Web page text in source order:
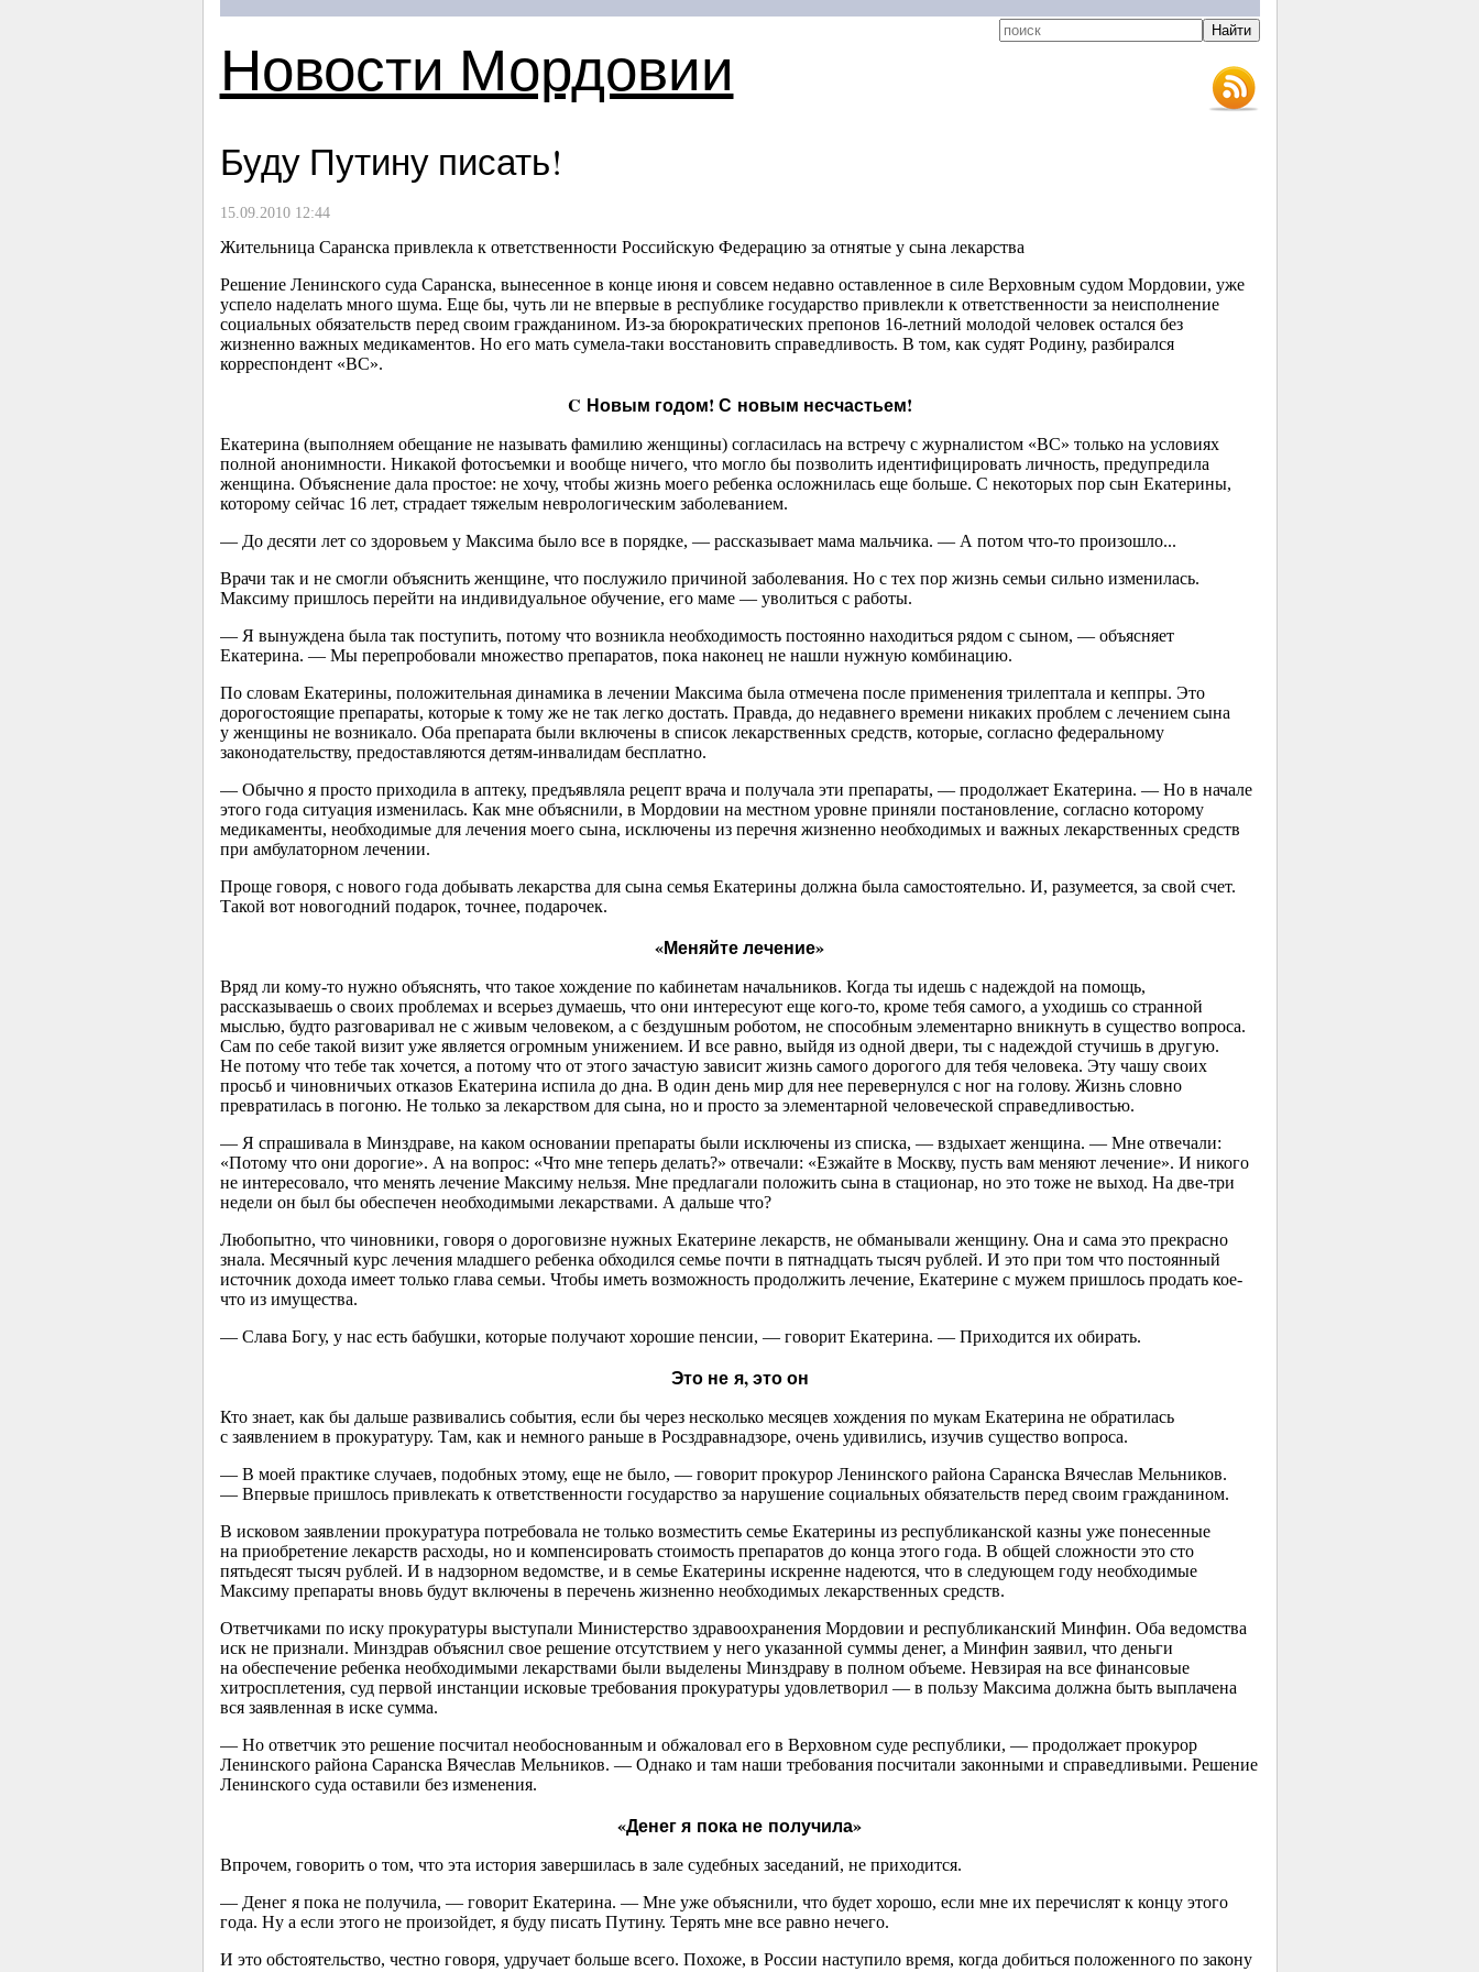
Новости Мордовии
Буду Путину писать!
15.09.2010 12:44
Жительница Саранска привлекла к ответственности Российскую Федерацию за отнятые у сына лекарства
Решение Ленинского суда Саранска, вынесенное в конце июня и совсем недавно оставленное в силе Верховным судом Мордовии, уже
успело наделать много шума. Еще бы, чуть ли не впервые в республике государство привлекли к ответственности за неисполнение
социальных обязательств перед своим гражданином. Из-за бюрократических препонов 16-летний молодой человек остался без
жизненно важных медикаментов. Но его мать сумела-таки восстановить справедливость. В том, как судят Родину, разбирался
корреспондент «ВС».
C Новым годом! С новым несчастьем!
Екатерина (выполняем обещание не называть фамилию женщины) согласилась на встречу с журналистом «ВС» только на условиях
полной анонимности. Никакой фотосъемки и вообще ничего, что могло бы позволить идентифицировать личность, предупредила
женщина. Объяснение дала простое: не хочу, чтобы жизнь моего ребенка осложнилась еще больше. С некоторых пор сын Екатерины,
которому сейчас 16 лет, страдает тяжелым неврологическим заболеванием.
— До десяти лет со здоровьем у Максима было все в порядке, — рассказывает мама мальчика. — А потом что-то произошло...
Врачи так и не смогли объяснить женщине, что послужило причиной заболевания. Но с тех пор жизнь семьи сильно изменилась.
Максиму пришлось перейти на индивидуальное обучение, его маме — уволиться с работы.
— Я вынуждена была так поступить, потому что возникла необходимость постоянно находиться рядом с сыном, — объясняет
Екатерина. — Мы перепробовали множество препаратов, пока наконец не нашли нужную комбинацию.
По словам Екатерины, положительная динамика в лечении Максима была отмечена после применения трилептала и кеппры. Это
дорогостоящие препараты, которые к тому же не так легко достать. Правда, до недавнего времени никаких проблем с лечением сына
у женщины не возникало. Оба препарата были включены в список лекарственных средств, которые, согласно федеральному
законодательству, предоставляются детям-инвалидам бесплатно.
— Обычно я просто приходила в аптеку, предъявляла рецепт врача и получала эти препараты, — продолжает Екатерина. — Но в начале
этого года ситуация изменилась. Как мне объяснили, в Мордовии на местном уровне приняли постановление, согласно которому
медикаменты, необходимые для лечения моего сына, исключены из перечня жизненно необходимых и важных лекарственных средств
при амбулаторном лечении.
Проще говоря, с нового года добывать лекарства для сына семья Екатерины должна была самостоятельно. И, разумеется, за свой счет.
Такой вот новогодний подарок, точнее, подарочек.
«Меняйте лечение»
Вряд ли кому-то нужно объяснять, что такое хождение по кабинетам начальников. Когда ты идешь с надеждой на помощь,
рассказываешь о своих проблемах и всерьез думаешь, что они интересуют еще кого-то, кроме тебя самого, а уходишь со странной
мыслью, будто разговаривал не с живым человеком, а с бездушным роботом, не способным элементарно вникнуть в существо вопроса.
Сам по себе такой визит уже является огромным унижением. И все равно, выйдя из одной двери, ты с надеждой стучишь в другую.
Не потому что тебе так хочется, а потому что от этого зачастую зависит жизнь самого дорогого для тебя человека. Эту чашу своих
просьб и чиновничьих отказов Екатерина испила до дна. В один день мир для нее перевернулся с ног на голову. Жизнь словно
превратилась в погоню. Не только за лекарством для сына, но и просто за элементарной человеческой справедливостью.
— Я спрашивала в Минздраве, на каком основании препараты были исключены из списка, — вздыхает женщина. — Мне отвечали:
«Потому что они дорогие». А на вопрос: «Что мне теперь делать?» отвечали: «Езжайте в Москву, пусть вам меняют лечение». И никого
не интересовало, что менять лечение Максиму нельзя. Мне предлагали положить сына в стационар, но это тоже не выход. На две-три
недели он был бы обеспечен необходимыми лекарствами. А дальше что?
Любопытно, что чиновники, говоря о дороговизне нужных Екатерине лекарств, не обманывали женщину. Она и сама это прекрасно
знала. Месячный курс лечения младшего ребенка обходился семье почти в пятнадцать тысяч рублей. И это при том что постоянный
источник дохода имеет только глава семьи. Чтобы иметь возможность продолжить лечение, Екатерине с мужем пришлось продать кое-
что из имущества.
— Слава Богу, у нас есть бабушки, которые получают хорошие пенсии, — говорит Екатерина. — Приходится их обирать.
Это не я, это он
Кто знает, как бы дальше развивались события, если бы через несколько месяцев хождения по мукам Екатерина не обратилась
с заявлением в прокуратуру. Там, как и немного раньше в Росздравнадзоре, очень удивились, изучив существо вопроса.
— В моей практике случаев, подобных этому, еще не было, — говорит прокурор Ленинского района Саранска Вячеслав Мельников.
— Впервые пришлось привлекать к ответственности государство за нарушение социальных обязательств перед своим гражданином.
В исковом заявлении прокуратура потребовала не только возместить семье Екатерины из республиканской казны уже понесенные
на приобретение лекарств расходы, но и компенсировать стоимость препаратов до конца этого года. В общей сложности это сто
пятьдесят тысяч рублей. И в надзорном ведомстве, и в семье Екатерины искренне надеются, что в следующем году необходимые
Максиму препараты вновь будут включены в перечень жизненно необходимых лекарственных средств.
Ответчиками по иску прокуратуры выступали Министерство здравоохранения Мордовии и республиканский Минфин. Оба ведомства
иск не признали. Минздрав объяснил свое решение отсутствием у него указанной суммы денег, а Минфин заявил, что деньги
на обеспечение ребенка необходимыми лекарствами были выделены Минздраву в полном объеме. Невзирая на все финансовые
хитросплетения, суд первой инстанции исковые требования прокуратуры удовлетворил — в пользу Максима должна быть выплачена
вся заявленная в иске сумма.
— Но ответчик это решение посчитал необоснованным и обжаловал его в Верховном суде республики, — продолжает прокурор
Ленинского района Саранска Вячеслав Мельников. — Однако и там наши требования посчитали законными и справедливыми. Решение
Ленинского суда оставили без изменения.
«Денег я пока не получила»
Впрочем, говорить о том, что эта история завершилась в зале судебных заседаний, не приходится.
— Денег я пока не получила, — говорит Екатерина. — Мне уже объяснили, что будет хорошо, если мне их перечислят к концу этого
года. Ну а если этого не произойдет, я буду писать Путину. Терять мне все равно нечего.
И это обстоятельство, честно говоря, удручает больше всего. Похоже, в России наступило время, когда добиться положенного по закону